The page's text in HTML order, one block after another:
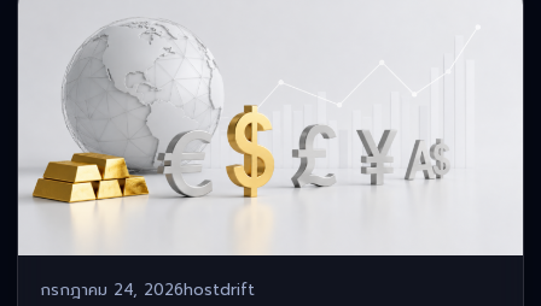
กรกฎาคม 24, 2026hostdrift